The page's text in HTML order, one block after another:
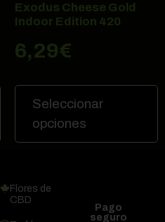
Exodus Cheese Gold
Indoor Edition 420
6,29€
Seleccionar
opciones
Flores de
CBD
Pago
seguro